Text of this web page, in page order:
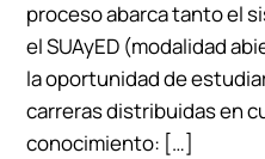
proceso abarca tanto el
el SUAyED (modalidad
la oportunidad de
carreras distribuidas en
conocimiento: […]